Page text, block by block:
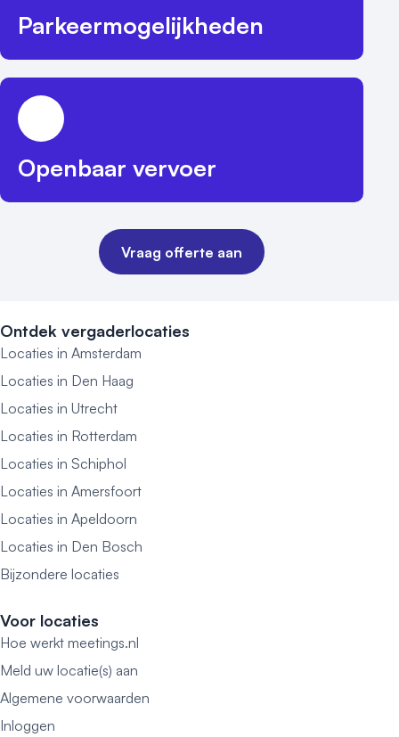
Parkeermogelijkheden
Openbaar vervoer
Vraag offerte aan
Ontdek vergaderlocaties
Locaties in Amsterdam
Locaties in Den Haag
Locaties in Utrecht
Locaties in Rotterdam
Locaties in Schiphol
Locaties in Amersfoort
Locaties in Apeldoorn
Locaties in Den Bosch
Bijzondere locaties
Voor locaties
Hoe werkt meetings.nl
Meld uw locatie(s) aan
Algemene voorwaarden
Inloggen